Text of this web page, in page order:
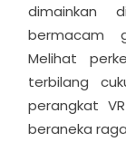
dimainkan
bermacam
Melihat
terbilang
perangkat
beraneka